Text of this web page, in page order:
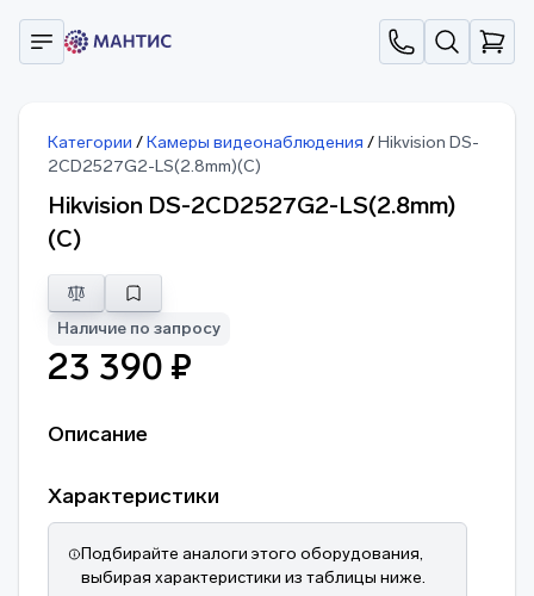
Категории /Камеры видеонаблюдения /Hikvision DS-
2CD2527G2-LS(2.8mm)(C)
Hikvision DS-2CD2527G2-LS(2.8mm)
(C)
Наличие по запросу
23 390 ₽
Описание
Характеристики
Подбирайте аналоги этого оборудования,
выбирая характеристики из таблицы ниже.